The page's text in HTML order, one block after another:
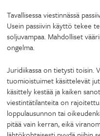
Tavallisessa viestinnässä
Usein passiivin käyttö tekee
soljuvampaa. Mahdolliset
ongelma.
Juridiikassa on tietysti toisin.
tuomioistuimet käsittelevät
käsittely kestää ja kaiken
viestintätilanteita on
loppulausunnon tai
pitää vain kerran, eikä